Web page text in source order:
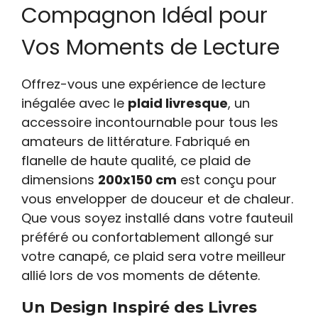
Compagnon Idéal pour
Vos Moments de Lecture
Offrez-vous une expérience de lecture
inégalée avec le plaid livresque, un
accessoire incontournable pour tous les
amateurs de littérature. Fabriqué en
flanelle de haute qualité, ce plaid de
dimensions 200x150 cm est conçu pour
vous envelopper de douceur et de chaleur.
Que vous soyez installé dans votre fauteuil
préféré ou confortablement allongé sur
votre canapé, ce plaid sera votre meilleur
allié lors de vos moments de détente.
Un Design Inspiré des Livres